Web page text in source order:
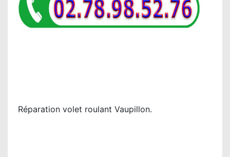
Réparation volet roulant Vaupillon.